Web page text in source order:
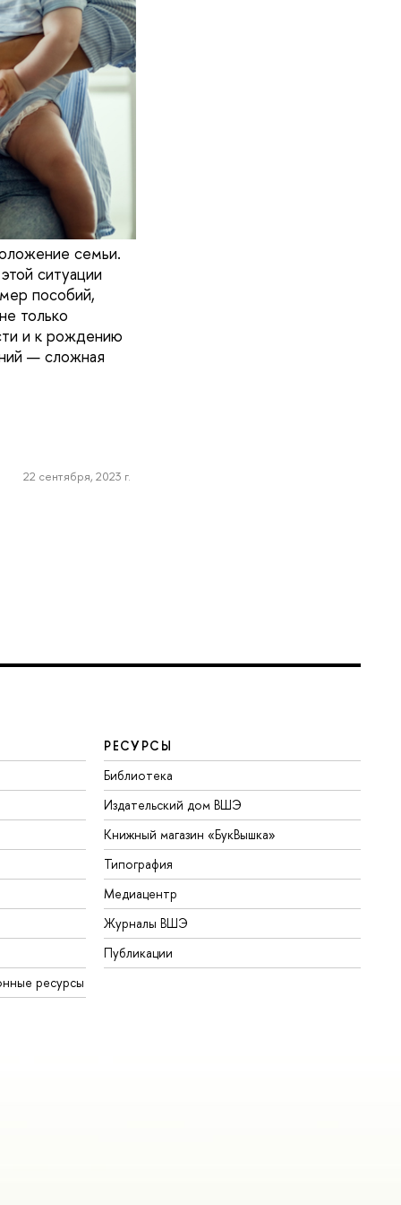
семьи.
ситуации
пособий,
только
и к рождению
— сложная
22 сентября, 2023 г.
ресурсы
РЕСУРСЫ
Библиотека
Издательский дом ВШЭ
Книжный магазин «БукВышка»
Типография
Медиацентр
Журналы ВШЭ
Публикации